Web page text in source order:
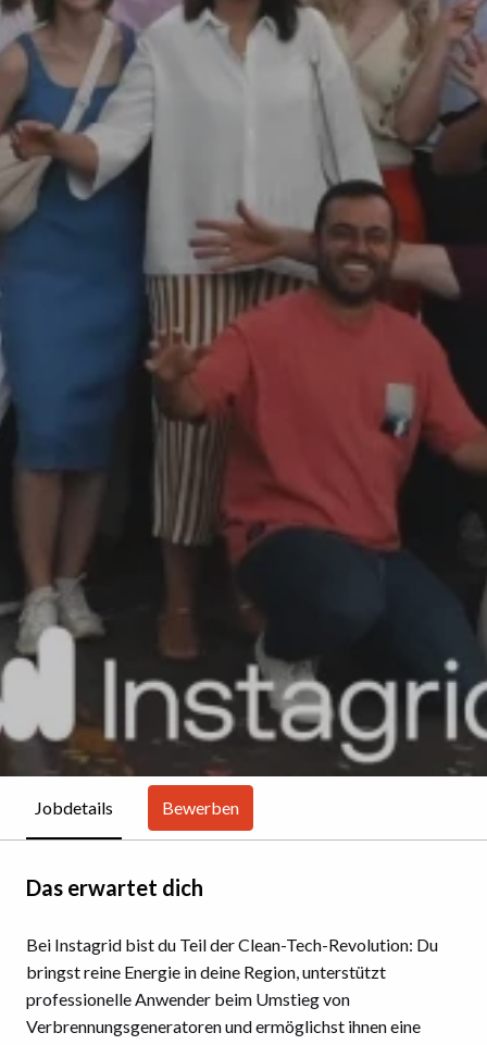
Jobdetails Bewerben
Das erwartet dich
Bei Instagrid bist du Teil der Clean-Tech-Revolution: Du
bringst reine Energie in deine Region, unterstützt
professionelle Anwender beim Umstieg von
Verbrennungsgeneratoren und ermöglichst ihnen eine